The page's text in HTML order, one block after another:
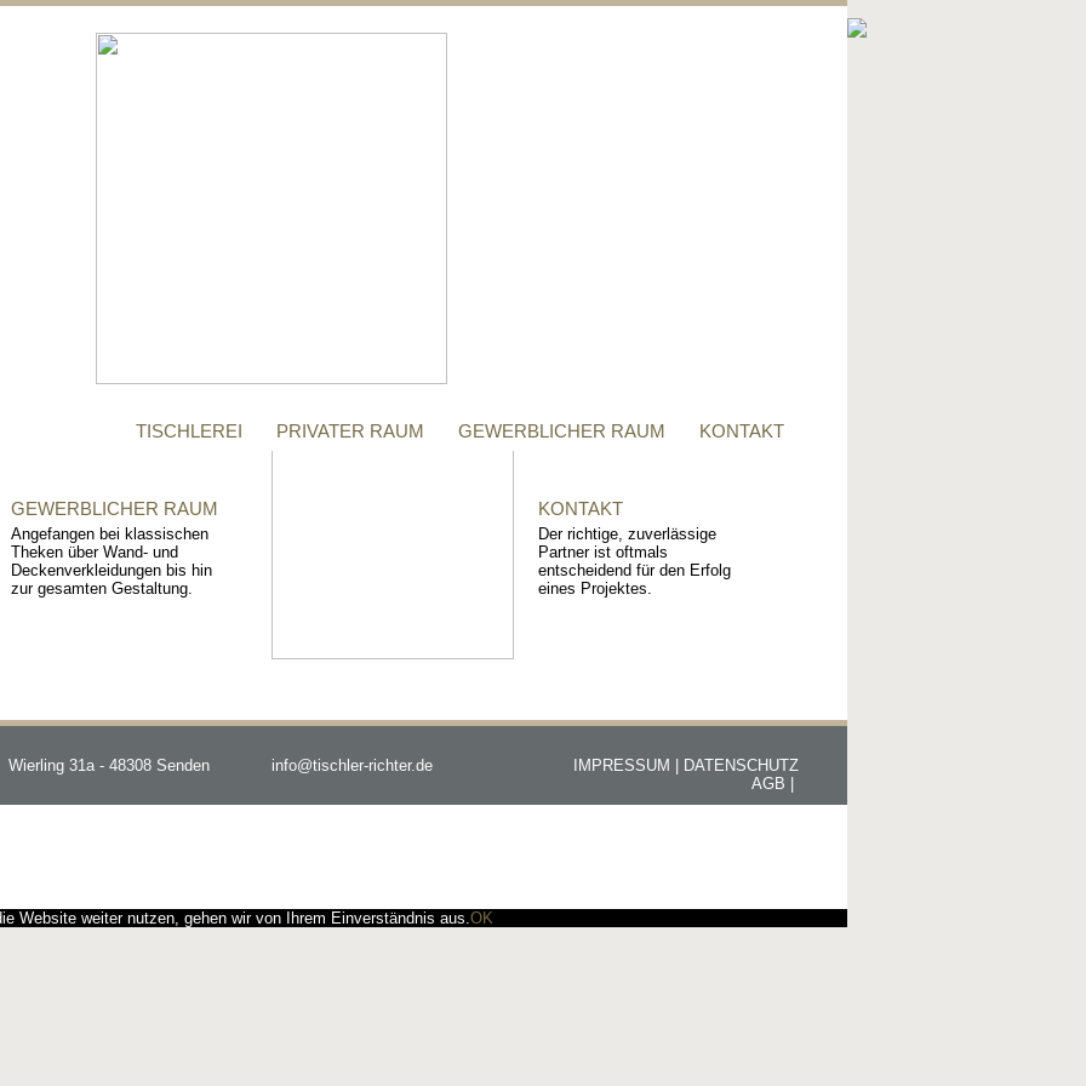
TISCHLEREI PRIVATER RAUM GEWERBLICHER RAUM KONTAKT
GEWERBLICHER RAUM
Angefangen bei klassischen
Theken über Wand- und
Deckenverkleidungen bis hin
zur gesamten Gestaltung.
KONTAKT
Der richtige, zuverlässige
Partner ist oftmals
entscheidend für den Erfolg
eines Projektes.
Wierling 31a - 48308 Senden info@tischler-richter.de DATENSCHUTZ
IMPRESSUM |
AGB |
Website weiter nutzen, gehen wir von Ihrem Einverständnis aus.OK